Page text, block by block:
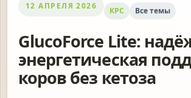
12 АПРЕЛЯ 2026 КРС Все темы
GlucoForce Lite:
энергетическая
коров без кетоза